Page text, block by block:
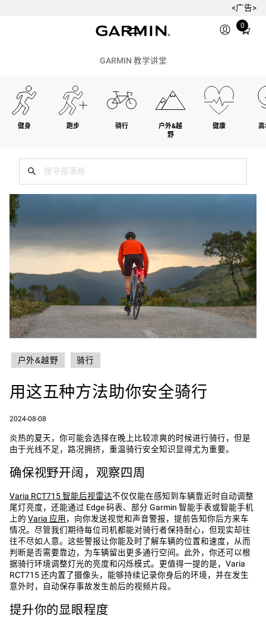
<广告>
0
Total
items
GARMIN 教学讲堂
健身 跑步 骑行
户外&越
野
健康 高
户外&越野 骑行
用这五种方法助你安全骑行
2024-08-08
炎热的夏天，你可能会选择在晚上比较凉爽的时候进行骑行，但是
由于光线不足，路况拥挤，重温骑行安全知识显得尤为重要。
确保视野开阔，观察四周
Varia RCT715 智能后视雷达不仅仅能在感知到车辆靠近时自动调整
尾灯亮度，还能通过 Edge 码表、部分 Garmin 智能手表或智能手机
上的 Varia 应用 ，向你发送视觉和声音警报，提前告知你后方来车
情况。尽管我们期待每位司机都能对骑行者保持耐心，但现实却往
往不尽如人意。这些警报让你能及时了解车辆的位置和速度，从而
判断是否需要靠边，为车辆留出更多通行空间。此外，你还可以根
据骑行环境调整灯光的亮度和闪烁模式。更值得一提的是，Varia
RCT715 还内置了摄像头，能够持续记录你身后的环境，并在发生
意外时，自动保存事故发生前后的视频片段。
提升你的显眼程度